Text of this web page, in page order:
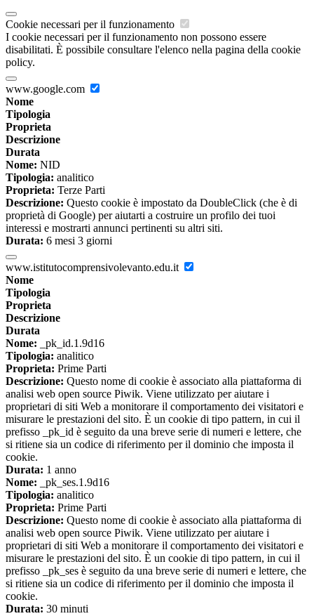
Cookie necessari per il funzionamento
I cookie necessari per il funzionamento non possono essere
disabilitati. È possibile consultare l'elenco nella pagina della cookie
policy.
www.google.com
Nome
Tipologia
Proprieta
Descrizione
Durata
Nome: NID
Tipologia: analitico
Proprieta: Terze Parti
Descrizione: Questo cookie è impostato da DoubleClick (che è di
proprietà di Google) per aiutarti a costruire un profilo dei tuoi
interessi e mostrarti annunci pertinenti su altri siti.
Durata: 6 mesi 3 giorni
www.istitutocomprensivolevanto.edu.it
Nome
Tipologia
Proprieta
Descrizione
Durata
Nome: _pk_id.1.9d16
Tipologia: analitico
Proprieta: Prime Parti
Descrizione: Questo nome di cookie è associato alla piattaforma di
analisi web open source Piwik. Viene utilizzato per aiutare i
proprietari di siti Web a monitorare il comportamento dei visitatori e
misurare le prestazioni del sito. È un cookie di tipo pattern, in cui il
prefisso _pk_id è seguito da una breve serie di numeri e lettere, che
si ritiene sia un codice di riferimento per il dominio che imposta il
cookie.
Durata: 1 anno
Nome: _pk_ses.1.9d16
Tipologia: analitico
Proprieta: Prime Parti
Descrizione: Questo nome di cookie è associato alla piattaforma di
analisi web open source Piwik. Viene utilizzato per aiutare i
proprietari di siti Web a monitorare il comportamento dei visitatori e
misurare le prestazioni del sito. È un cookie di tipo pattern, in cui il
prefisso _pk_ses è seguito da una breve serie di numeri e lettere, che
si ritiene sia un codice di riferimento per il dominio che imposta il
cookie.
Durata: 30 minuti